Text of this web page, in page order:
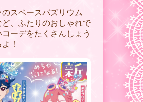
のスペースバズリウム
ど、ふたりのおしゃれで
ーデをたくさんしょう
！